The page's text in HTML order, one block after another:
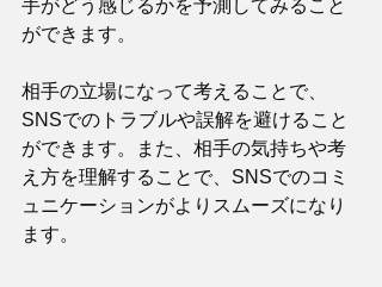
手がどう感じるかを予測してみること
ができます。
相手の立場になって考えることで、
SNSでのトラブルや誤解を避けること
ができます。また、相手の気持ちや考
え方を理解することで、SNSでのコミ
ュニケーションがよりスムーズになり
ます。